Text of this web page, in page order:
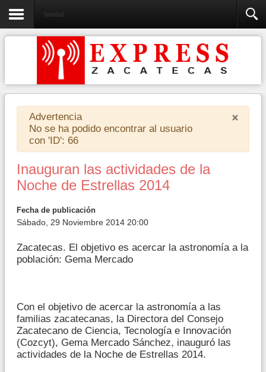
Sociedad
×
Advertencia
No se ha podido encontrar al usuario
con 'ID': 66
Inauguran las actividades de la
Noche de Estrellas 2014
Fecha de publicación
Sábado, 29 Noviembre 2014 20:00
Zacatecas. El objetivo es acercar la astronomía a la
población: Gema Mercado
Con el objetivo de acercar la astronomía a las
familias zacatecanas, la Directora del Consejo
Zacatecano de Ciencia, Tecnología e Innovación
(Cozcyt), Gema Mercado Sánchez, inauguró las
actividades de la Noche de Estrellas 2014.